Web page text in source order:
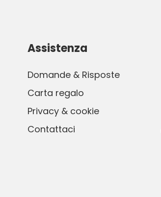
Assistenza
Domande & Risposte
Carta regalo
Privacy & cookie
Contattaci